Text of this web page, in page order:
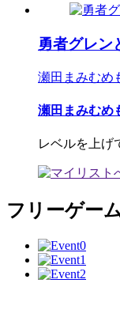
勇者グレン
瀬田まみむめ
瀬田まみむめ
レベルを上げ
フリーゲー